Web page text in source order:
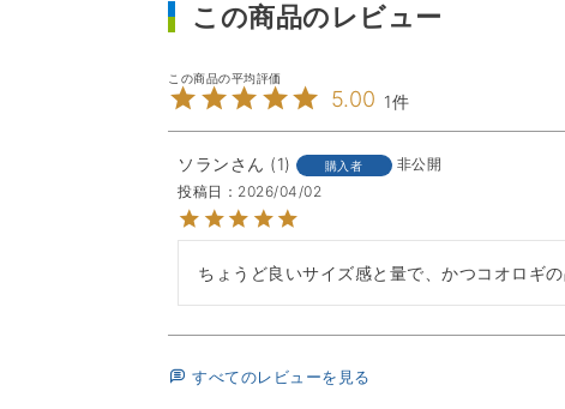
この商品のレビュー
5.00 1
ソラン 1 購入者
非公開
投稿日
2026/04/02
ちょうど良いサイズ感と量で、かつコオロギ
すべてのレビューを見る